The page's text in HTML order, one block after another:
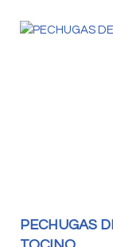
PECHUGAS